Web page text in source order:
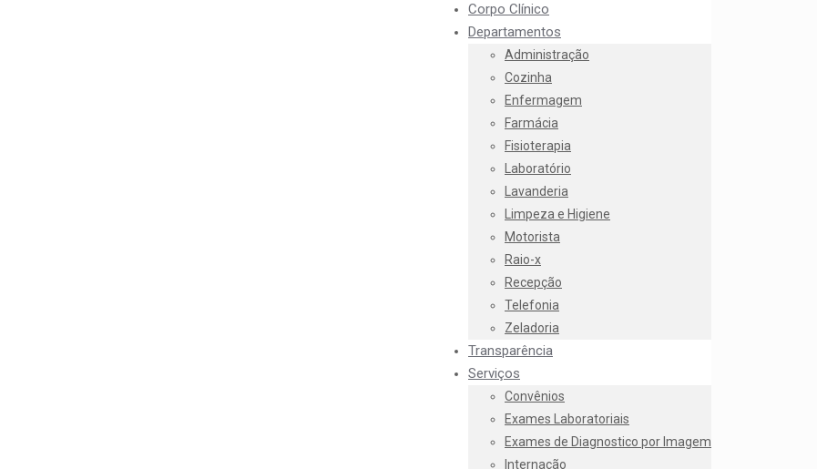
Corpo Clínico
Departamentos
Administração
Cozinha
Enfermagem
Farmácia
Fisioterapia
Laboratório
Lavanderia
Limpeza e Higiene
Motorista
Raio-x
Recepção
Telefonia
Zeladoria
Transparência
Serviços
Convênios
Exames Laboratoriais
Exames de Diagnostico por Imagem
Internação